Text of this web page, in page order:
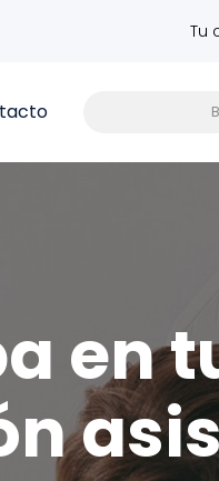
Tu
en